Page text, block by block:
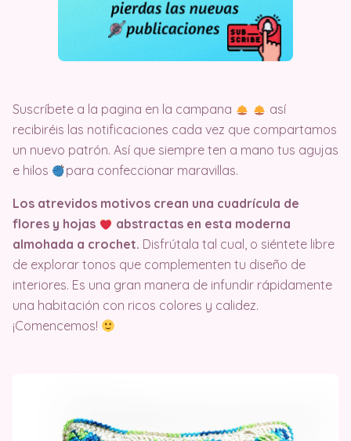
Suscríbete a la pagina en la campana
así
recibiréis las notificaciones cada vez que compartamos
un nuevo patrón. Así que siempre ten a mano tus agujas
e hilos
para confeccionar maravillas.
Los atrevidos motivos crean una cuadrícula de
flores y hojas
abstractas en esta moderna
almohada a crochet. Disfrútala tal cual, o siéntete libre
de explorar tonos que complementen tu diseño de
interiores. Es una gran manera de infundir rápidamente
una habitación con ricos colores y calidez.
¡Comencemos!